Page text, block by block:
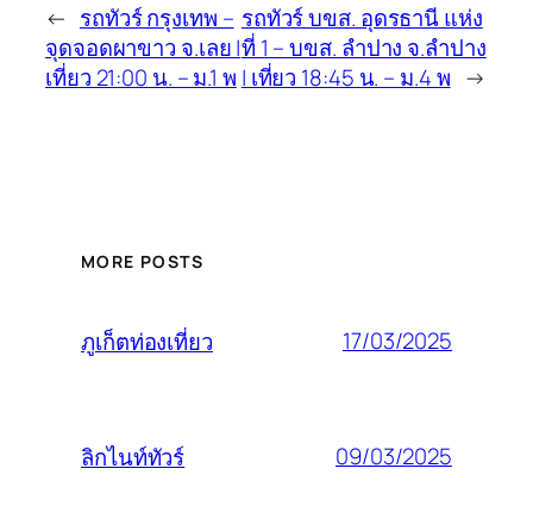
← รถทัวร์ กรุงเทพ –
จุดจอดผาขาว จ.เลย |
เที่ยว 21:00 น. – ม.1 พ
รถทัวร์ บขส. อุดรธานี แห่ง
ที่ 1 – บขส. ลำปาง จ.ลำปาง
| เที่ยว 18:45 น. – ม.4 พ →
MORE POSTS
ภูเก็ตท่องเที่ยว 17/03/2025
ลิกไนท์ทัวร์ 09/03/2025